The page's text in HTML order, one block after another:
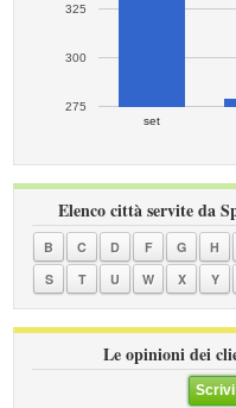
set
275
300
325
Elenco città servite da
B C D F G H
S
T U W X Y
Le opinioni dei
Scrivi